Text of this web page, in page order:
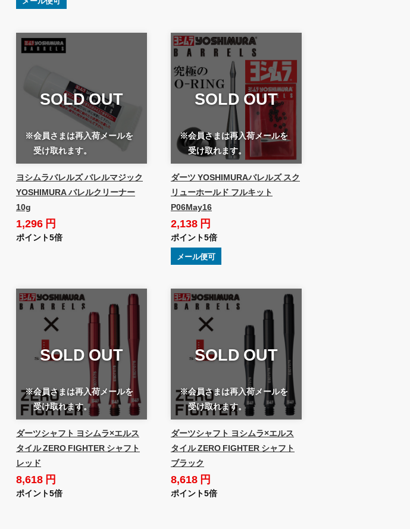
SOLD OUT
※会員さまは再入荷メールを
受け取れます。
ヨシムラバレルズ バレルマジック
YOSHIMURA バレルクリーナー
10g
1,296 円
ポイント5倍
SOLD OUT
※会員さまは再入荷メールを
受け取れます。
ダーツ YOSHIMURAバレルズ スク
リューホールド フルキット
P06May16
2,138 円
ポイント5倍
メール便可
SOLD OUT
※会員さまは再入荷メールを
受け取れます。
ダーツシャフト ヨシムラ×エルス
タイル ZERO FIGHTER シャフト
レッド
8,618 円
ポイント5倍
SOLD OUT
※会員さまは再入荷メールを
受け取れます。
ダーツシャフト ヨシムラ×エルス
タイル ZERO FIGHTER シャフト
ブラック
8,618 円
ポイント5倍